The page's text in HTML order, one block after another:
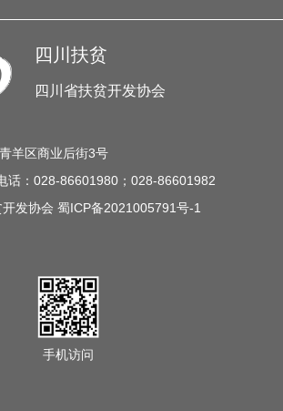
四川扶贫
四川省扶贫开发协会
羊区商业后街3号
联系电话：028-86601980；028-86601982
发协会 蜀ICP备2021005791号-1
手机访问